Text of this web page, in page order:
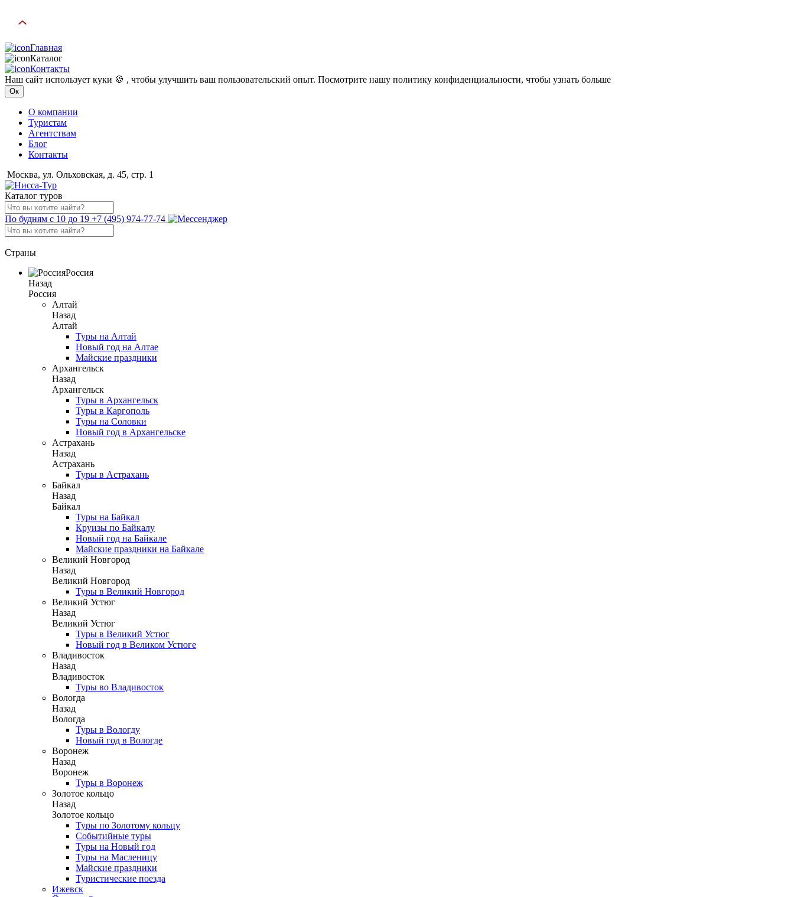
Главная
Каталог
Контакты
Наш сайт использует куки 🍪 , чтобы улучшить ваш пользовательский опыт. Посмотрите нашу политику конфиденциальности, чтобы узнать больше
Ок
О компании
Туристам
Агентствам
Блог
Контакты
Москва, ул. Ольховская, д. 45, стр. 1
Каталог туров
По будням с 10 до 19 +7 (495) 974-77-74
Страны
Россия
Назад
Россия
Алтай
Назад
Алтай
Туры на Алтай
Новый год на Алтае
Майские праздники
Архангельск
Назад
Архангельск
Туры в Архангельск
Туры в Каргополь
Туры на Соловки
Новый год в Архангельске
Астрахань
Назад
Астрахань
Туры в Астрахань
Байкал
Назад
Байкал
Туры на Байкал
Круизы по Байкалу
Новый год на Байкале
Майские праздники на Байкале
Великий Новгород
Назад
Великий Новгород
Туры в Великий Новгород
Великий Устюг
Назад
Великий Устюг
Туры в Великий Устюг
Новый год в Великом Устюге
Владивосток
Назад
Владивосток
Туры во Владивосток
Вологда
Назад
Вологда
Туры в Вологду
Новый год в Вологде
Воронеж
Назад
Воронеж
Туры в Воронеж
Золотое кольцо
Назад
Золотое кольцо
Туры по Золотому кольцу
Событийные туры
Туры на Новый год
Туры на Масленицу
Майские праздники
Туристические поезда
Ижевск